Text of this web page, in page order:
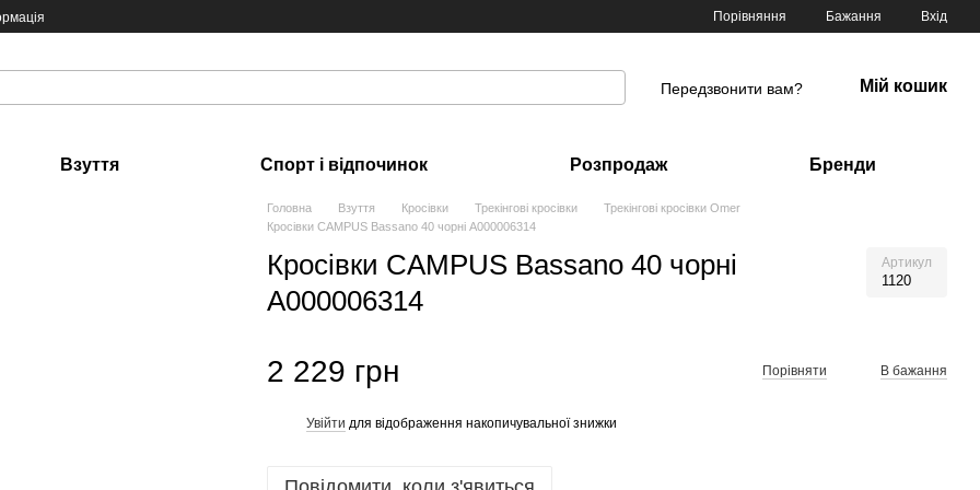
Порівняння Бажання Вхід
Передзвонити вам? Мій кошик
Взуття Спорт і відпочинок Розпродаж Бренди
Головна Взуття Кросівки Трекінгові кросівки
Трекінгові кросівки Omer
Кросівки CAMPUS Bassano 40 чорні А000006314
Кросівки CAMPUS Bassano 40 чорні
А000006314
Артикул
1120
2 229 грн Порівняти В бажання
Увійти для відображення накопичувальної знижки